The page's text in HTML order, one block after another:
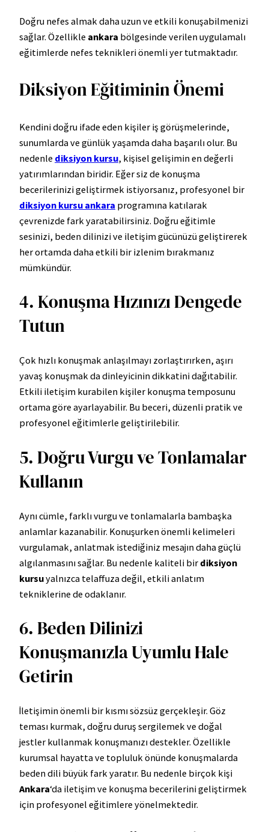
Doğru nefes almak daha uzun ve etkili konuşabilmenizi
sağlar. Özellikle ankara bölgesinde verilen uygulamalı
eğitimlerde nefes teknikleri önemli yer tutmaktadır.
Diksiyon Eğitiminin Önemi
Kendini doğru ifade eden kişiler iş görüşmelerinde,
sunumlarda ve günlük yaşamda daha başarılı olur. Bu
nedenle diksiyon kursu, kişisel gelişimin en değerli
yatırımlarından biridir. Eğer siz de konuşma
becerilerinizi geliştirmek istiyorsanız, profesyonel bir
diksiyon kursu ankara programına katılarak
çevrenizde fark yaratabilirsiniz. Doğru eğitimle
sesinizi, beden dilinizi ve iletişim gücünüzü geliştirerek
her ortamda daha etkili bir izlenim bırakmanız
mümkündür.
4. Konuşma Hızınızı Dengede
Tutun
Çok hızlı konuşmak anlaşılmayı zorlaştırırken, aşırı
yavaş konuşmak da dinleyicinin dikkatini dağıtabilir.
Etkili iletişim kurabilen kişiler konuşma temposunu
ortama göre ayarlayabilir. Bu beceri, düzenli pratik ve
profesyonel eğitimlerle geliştirilebilir.
5. Doğru Vurgu ve Tonlamalar
Kullanın
Aynı cümle, farklı vurgu ve tonlamalarla bambaşka
anlamlar kazanabilir. Konuşurken önemli kelimeleri
vurgulamak, anlatmak istediğiniz mesajın daha güçlü
algılanmasını sağlar. Bu nedenle kaliteli bir diksiyon
kursuyalnızca telaffuza değil, etkili anlatım
tekniklerine de odaklanır.
6. Beden Dilinizi
Konuşmanızla Uyumlu Hale
Getirin
İletişimin önemli bir kısmı sözsüz gerçekleşir. Göz
teması kurmak, doğru duruş sergilemek ve doğal
jestler kullanmak konuşmanızı destekler. Özellikle
kurumsal hayatta ve topluluk önünde konuşmalarda
beden dili büyük fark yaratır. Bu nedenle birçok kişi
Ankara‘da iletişim ve konuşma becerilerini geliştirmek
için profesyonel eğitimlere yönelmektedir.